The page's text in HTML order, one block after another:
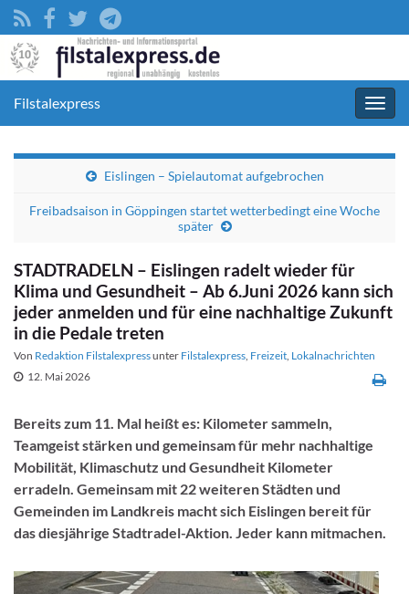
Filstalexpress
Eislingen – Spielautomat aufgebrochen
Freibadsaison in Göppingen startet wetterbedingt eine Woche
später
STADTRADELN – Eislingen radelt wieder für
Klima und Gesundheit – Ab 6.Juni 2026 kann sich
jeder anmelden und für eine nachhaltige Zukunft
in die Pedale treten
Von Redaktion Filstalexpressunter Filstalexpress, Freizeit, Lokalnachrichten
12. Mai 2026
Bereits zum 11. Mal heißt es: Kilometer sammeln,
Teamgeist stärken und gemeinsam für mehr nachhaltige
Mobilität, Klimaschutz und Gesundheit Kilometer
erradeln. Gemeinsam mit 22 weiteren Städten und
Gemeinden im Landkreis macht sich Eislingen bereit für
das diesjährige Stadtradel-Aktion. Jeder kann mitmachen.